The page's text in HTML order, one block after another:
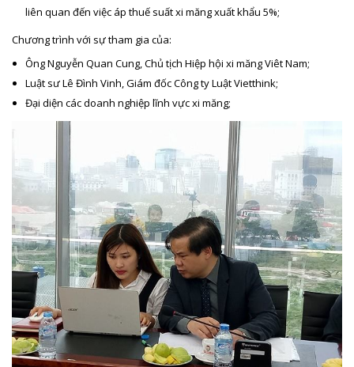
liên quan đến việc áp thuế suất xi măng xuất khẩu 5%;
Chương trình với sự tham gia của:
Ông Nguyễn Quan Cung, Chủ tịch Hiệp hội xi măng Viêt Nam;
Luật sư Lê Đình Vinh, Giám đốc Công ty Luật Vietthink;
Đại diện các doanh nghiệp lĩnh vực xi măng;